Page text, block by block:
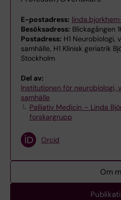
E-postadress:
Besöksadress: Blickagången
Postadress: H1 Neurobiologi,
samhälle, H1 Klinisk geriatrik
Stockholm
Del av:
Institutionen för neurobiologi,
samhälle
Palliativ Medicin – Linda
forskargrupp
Orcid
Om